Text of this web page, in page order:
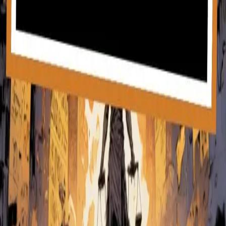
Tópicos de apocalypse em tendência que ressoam
•Vídeos explicativos educativos de apocalypse com
voz-off de IA
•Shorts de apocalypse divertidos para redes
sociais
Conteúdo de apocalypse orientado por histórias
que prende a atenção dos espectadores
Comece a criar vídeos de Apocalypse gratuitamente
Não é necessário cartão de crédito 3 vídeos gratuitos
Pronto para criar o seu vídeo de
Apocalypse
Junte-se a mais de 14.000 criadores a criar conteúdo
viral de apocalypse com IA.
Criar vídeos agora